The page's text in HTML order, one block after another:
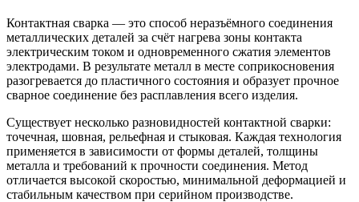
Контактная сварка — это способ неразъёмного соединения
металлических деталей за счёт нагрева зоны контакта
электрическим током и одновременного сжатия элементов
электродами. В результате металл в месте соприкосновения
разогревается до пластичного состояния и образует прочное
сварное соединение без расплавления всего изделия.
Существует несколько разновидностей контактной сварки:
точечная, шовная, рельефная и стыковая. Каждая технология
применяется в зависимости от формы деталей, толщины
металла и требований к прочности соединения. Метод
отличается высокой скоростью, минимальной деформацией и
стабильным качеством при серийном производстве.